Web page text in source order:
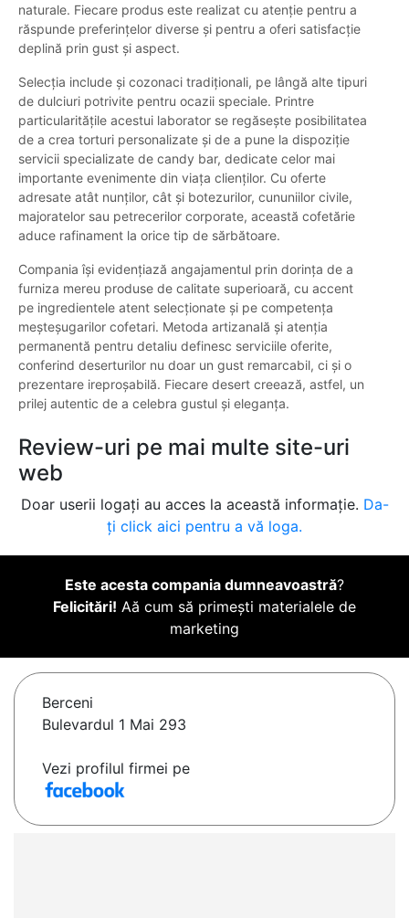
naturale. Fiecare produs este realizat cu atenție pentru a
răspunde preferințelor diverse și pentru a oferi satisfacție
deplină prin gust și aspect.
Selecția include și cozonaci tradiționali, pe lângă alte tipuri
de dulciuri potrivite pentru ocazii speciale. Printre
particularitățile acestui laborator se regăsește posibilitatea
de a crea torturi personalizate și de a pune la dispoziție
servicii specializate de candy bar, dedicate celor mai
importante evenimente din viața clienților. Cu oferte
adresate atât nunților, cât și botezurilor, cununiilor civile,
majoratelor sau petrecerilor corporate, această cofetărie
aduce rafinament la orice tip de sărbătoare.
Compania își evidențiază angajamentul prin dorința de a
furniza mereu produse de calitate superioară, cu accent
pe ingredientele atent selecționate și pe competența
meșteșugarilor cofetari. Metoda artizanală și atenția
permanentă pentru detaliu definesc serviciile oferite,
conferind deserturilor nu doar un gust remarcabil, ci și o
prezentare ireproșabilă. Fiecare desert creează, astfel, un
prilej autentic de a celebra gustul și eleganța.
Review-uri pe mai multe site-uri
web
Doar userii logați au acces la această informație. Da-
ți click aici pentru a vă loga.
Este acesta compania dumneavoastră?
Felicitări! Aă cum să primești materialele de
marketing
Berceni
Bulevardul 1 Mai 293
Vezi profilul firmei pe